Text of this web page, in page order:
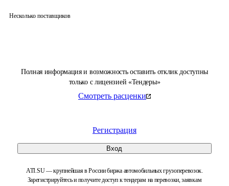
Полная информация и возможность оставить отклик доступны
только с лицензией «Тендеры»
Смотреть расценки
Регистрация
Вход
ATI.SU — крупнейшая в России биржа автомобильных грузоперевозок.
Зарегистрируйтесь и получите доступ к тендерам на перевозки, заявкам
Несколько поставщиков